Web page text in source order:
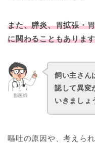
また、膵炎、胃拡張・
に関わることもありま
獣医師
飼い主さん
認して異変
いきましょ
嘔吐の原因や、考えら